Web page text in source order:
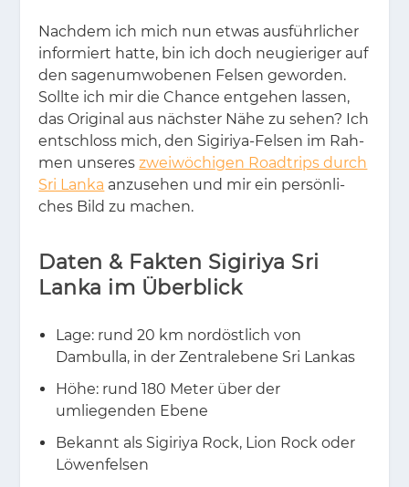
Nach­dem ich mich nun et­was aus­führ­li­cher
in­for­miert hat­te, bin ich doch neu­gie­ri­ger auf
den sa­gen­um­wo­be­nen Fel­sen ge­wor­den.
Soll­te ich mir die Chan­ce ent­ge­hen las­sen,
das Ori­gi­nal aus nächs­ter Nähe zu se­hen? Ich
ent­schloss mich, den Si­gi­riya-Fel­sen im Rah­
men un­se­reszweiwöchigen Roadtrips durch
Sri Lanka an­zu­se­hen und mir ein per­sön­li­
ches Bild zu ma­chen.
Daten & Fakten Sigiriya Sri
Lanka im Überblick
Lage: rund 20 km nordöstlich von
Dambulla, in der Zentralebene Sri Lankas
Höhe: rund 180 Meter über der
umliegenden Ebene
Bekannt als Sigiriya Rock, Lion Rock oder
Löwenfelsen